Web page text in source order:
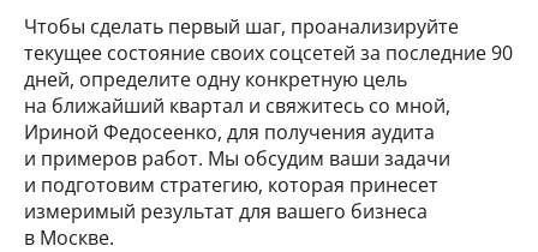
Чтобы сделать первый шаг, проанализируйте
текущее состояние своих соцсетей за последние 90
дней, определите одну конкретную цель
на ближайший квартал и свяжитесь со мной,
Ириной Федосеенко, для получения аудита
и примеров работ. Мы обсудим ваши задачи
и подготовим стратегию, которая принесет
измеримый результат для вашего бизнеса
в Москве.